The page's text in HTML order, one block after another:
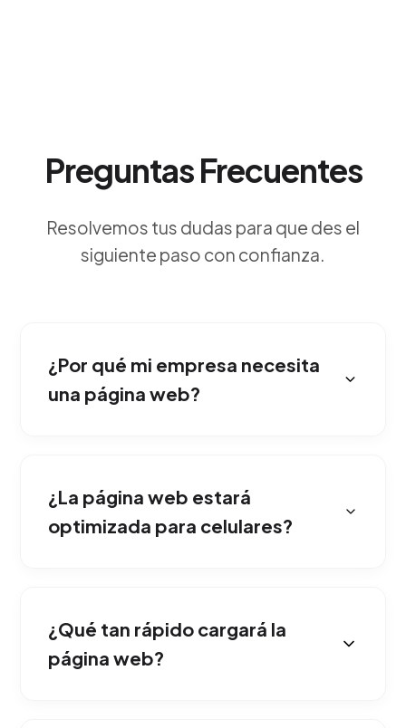
Preguntas Frecuentes
Resolvemos tus dudas para que des el
siguiente paso con confianza.
¿Por qué mi empresa necesita
una página web?
continua y funciona como un motor principal
de captación comercial.
¿La página web estará
optimizada para celulares?
navegabilidad sea impecable en cualquier
pantalla.
¿Qué tan rápido cargará la
página web?